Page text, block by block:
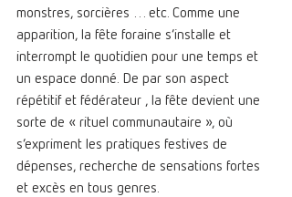
monstres, sorcières … etc. Comme une
apparition, la fête foraine s’installe et
interrompt le quotidien pour une temps et
un espace donné. De par son aspect
répétitif et fédérateur , la fête devient une
sorte de « rituel communautaire », où
s’expriment les pratiques festives de
dépenses, recherche de sensations fortes
et excès en tous genres.